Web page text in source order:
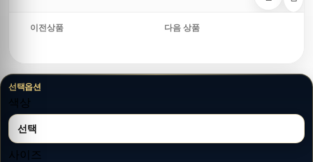
이전상품 다음 상품
선택옵션
색상
사이즈